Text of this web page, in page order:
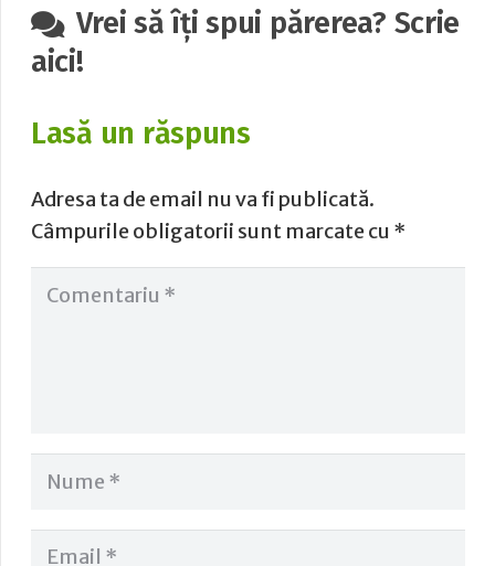
Vrei să îți spui părerea? Scrie
aici!
Lasă un răspuns
Adresa ta de email nu va fi publicată.
Câmpurile obligatorii sunt marcate cu *